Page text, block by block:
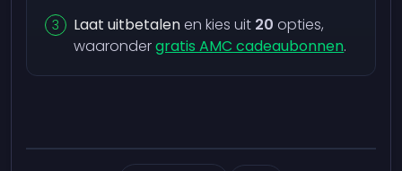
Laat uitbetalenen kies uit 20 opties,
waarondergratis AMC cadeaubonnen.